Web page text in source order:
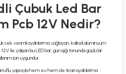
Çubuk Led Bar
Pcb 12V Nedir?
verimli aydınlatma sağlayan, kaliteli alüminyum
ile çalışan bu LED bar, gün ışığı tonunda güçlü bir
için uygundur.
yapısıyla hem ev hem de ticari aydınlatma